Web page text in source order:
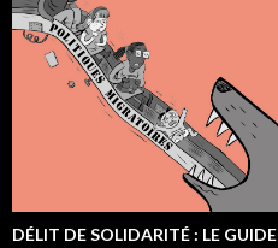
DÉLIT DE SOLIDARITÉ : LE GUIDE